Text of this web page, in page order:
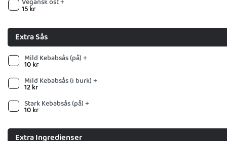
15kr
Extra Sås
Mild Kebabsås (på) +
10kr
Mild Kebabsås (i burk) +
12kr
Stark Kebabsås (på) +
10kr
Extra Ingredienser